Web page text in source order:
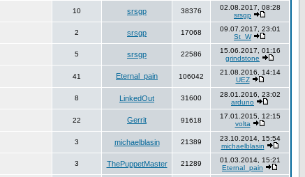
10 srsgp 38376
02.08.2017, 08:28
srsgp
2 srsgp 17068
09.07.2017, 23:01
St_W
5 srsgp 22586
15.06.2017, 01:16
grindstone
41 Eternal_pain 106042
21.08.2016, 14:14
UEZ
8 LinkedOut 31600
28.01.2016, 23:02
arduno
22 Gerrit 91618
17.01.2015, 12:15
volta
3 michaelblasin 21389
23.10.2014, 15:54
michaelblasin
3 ThePuppetMaster 21289
01.03.2014, 15:21
Eternal_pain